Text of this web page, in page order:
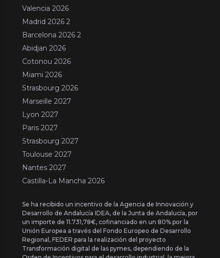
Valencia 2026
Madrid 2026 2
Barcelona 2026 2
Abidjan 2026
Cotonou 2026
Miami 2026
Strasbourg 2026
Marseille 2027
Lyon 2027
Paris 2027
Strasbourg 2027
Toulouse 2027
Nantes 2027
Castilla-La Mancha 2026
Se ha recibido un incentivo de la Agencia de Innovación y
Desarrollo de Andalucía IDEA, de la Junta de Andalucía, por
un importe de 11.731,78€, cofinanciado en un 80% por la
Unión Europea a través del Fondo Europeo de Desarrollo
Regional, FEDER para la realización del proyecto
Transformación digital de las pymes, dependiendo de la